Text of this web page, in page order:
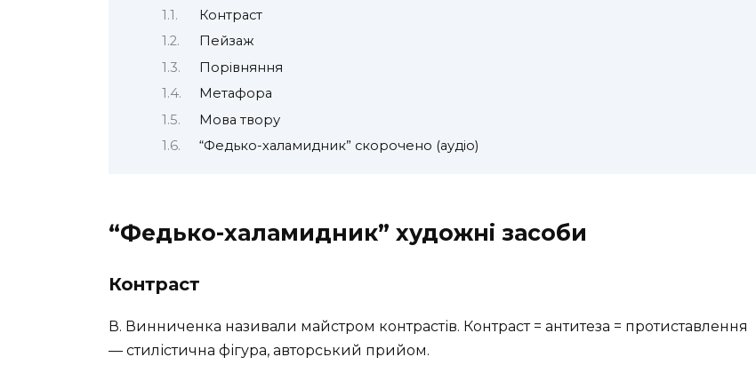
Контраст
Пейзаж
Порівняння
Метафора
Мова твору
“Федько-халамидник” скорочено (аудіо)
“Федько-халамидник” художні засоби
Контраст
В. Винниченка називали майстром контрастів. Контраст = антитеза = протиставлення
— стилістична фігура, авторський прийом.